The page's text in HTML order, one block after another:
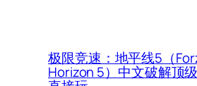
极限竞速：地平线5（
Horizon 5）中文破解顶级